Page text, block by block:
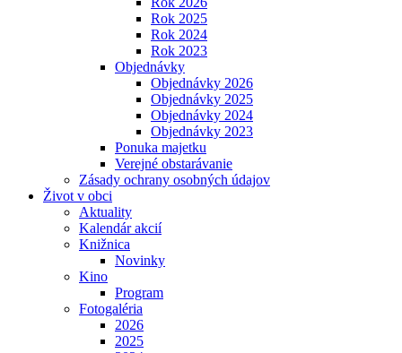
Rok 2025
Rok 2024
Rok 2023
Objednávky
Objednávky 2026
Objednávky 2025
Objednávky 2024
Objednávky 2023
Ponuka majetku
Verejné obstarávanie
Zásady ochrany osobných údajov
Život v obci
Aktuality
Kalendár akcií
Knižnica
Novinky
Kino
Program
Fotogaléria
2026
2025